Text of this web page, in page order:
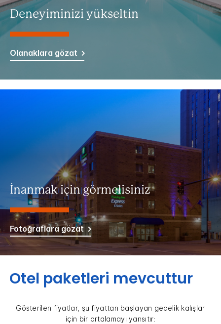
Deneyiminizi yükseltin
Olanaklara gözat
İnanmak için görmelisiniz
Fotoğraflara gözat
Otel paketleri mevcuttur
Gösterilen fiyatlar, şu fiyattan başlayan gecelik kalışlar
için bir ortalamayı yansıtır: